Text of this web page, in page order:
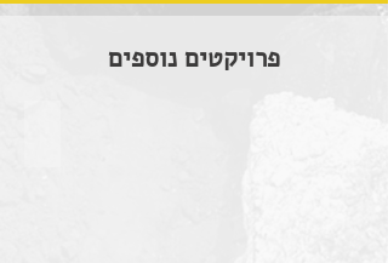
פרויקטים נוספים